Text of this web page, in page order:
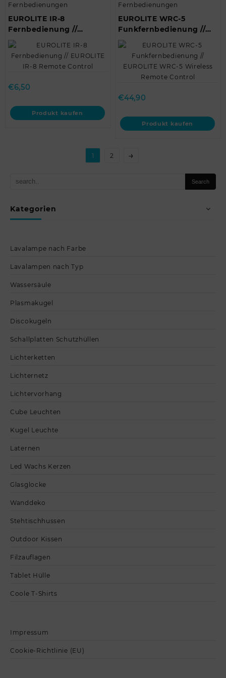
Kategorien
Lavalampe nach Farbe
Lavalampen nach Typ
Wassersäule
Plasmakugel
Discokugeln
Schallplatten Schutzhüllen
Lichterketten
Lichternetz
Lichtervorhang
Cube Leuchten
Kugel Leuchte
Laternen
Led Wachs Kerzen
Glasglocke
Wanddeko
Stehtischhussen
Outdoor Kissen
Filzauflagen
Tablet Hülle
Coole T-Shirts
Fernbedienungen
EUROLITE IR-8
Fernbedienung //
EUROLITE IR-8 Remote
Control
€6,50
Produkt kaufen
Fernbedienungen
EUROLITE WRC-5
Funkfernbedienung //
EUROLITE WRC-5
Wireless Remote Control
€44,90
Produkt kaufen
1 2 →
Impressum
Cookie-Richtlinie (EU)